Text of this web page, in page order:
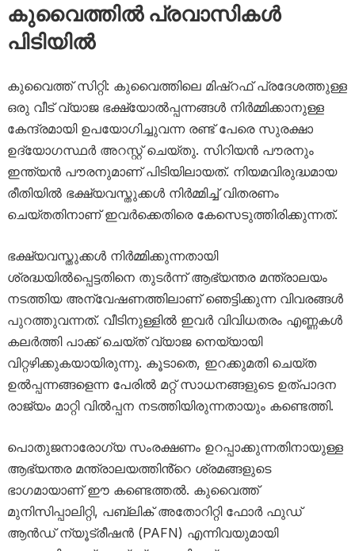
കുവൈത്തിൽ പ്രവാസികൾ
പിടിയിൽ
കുവൈത്ത് സിറ്റി: കുവൈത്തിലെ മിഷ്‌റഫ് പ്രദേശത്തുള്ള
ഒരു വീട് വ്യാജ ഭക്ഷ്യോൽപ്പന്നങ്ങൾ നിർമ്മിക്കാനുള്ള
കേന്ദ്രമായി ഉപയോഗിച്ചുവന്ന രണ്ട് പേരെ സുരക്ഷാ
ഉദ്യോഗസ്ഥർ അറസ്റ്റ് ചെയ്തു. സിറിയൻ പൗരനും
ഇന്ത്യൻ പൗരനുമാണ് പിടിയിലായത്. നിയമവിരുദ്ധമായ
രീതിയിൽ ഭക്ഷ്യവസ്തുക്കൾ നിർമ്മിച്ച് വിതരണം
ചെയ്തതിനാണ് ഇവർക്കെതിരെ കേസെടുത്തിരിക്കുന്നത്.
ഭക്ഷ്യവസ്തുക്കൾ നിർമ്മിക്കുന്നതായി
ശ്രദ്ധയിൽപ്പെട്ടതിനെ തുടർന്ന് ആഭ്യന്തര മന്ത്രാലയം
നടത്തിയ അന്വേഷണത്തിലാണ് ഞെട്ടിക്കുന്ന വിവരങ്ങൾ
പുറത്തുവന്നത്. വീടിനുള്ളിൽ ഇവർ വിവിധതരം എണ്ണകൾ
കലർത്തി പാക്ക് ചെയ്ത് വ്യാജ നെയ്യായി
വിറ്റഴിക്കുകയായിരുന്നു. കൂടാതെ, ഇറക്കുമതി ചെയ്ത
ഉൽപ്പന്നങ്ങളെന്ന പേരിൽ മറ്റ് സാധനങ്ങളുടെ ഉത്പാദന
രാജ്യം മാറ്റി വിൽപ്പന നടത്തിയിരുന്നതായും കണ്ടെത്തി.
പൊതുജനാരോഗ്യ സംരക്ഷണം ഉറപ്പാക്കുന്നതിനായുള്ള
ആഭ്യന്തര മന്ത്രാലയത്തിൻ്റെ ശ്രമങ്ങളുടെ
ഭാഗമായാണ് ഈ കണ്ടെത്തൽ. കുവൈത്ത്
മുനിസിപ്പാലിറ്റി, പബ്ലിക് അതോറിറ്റി ഫോർ ഫുഡ്
ആൻഡ് ന്യൂട്രീഷൻ (PAFN) എന്നിവയുമായി